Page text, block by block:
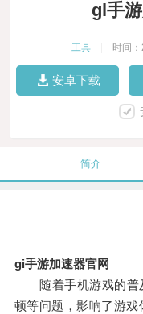
gl手
工具 时间
安卓下载
简介
gi手游加速器官网
随着手机游戏的普
顿等问题，影响了游戏